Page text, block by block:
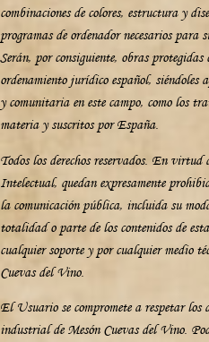
combinaciones de colores, estructura y
programas de ordenador necesarios para
Serán, por consiguiente, obras
ordenamiento jurídico español,
y comunitaria en este campo, como los
materia y suscritos por España.
Todos los derechos reservados. En
Intelectual, quedan expresamente
la comunicación pública, incluida su
totalidad o parte de los contenidos de
cualquier soporte y por cualquier medio
Cuevas del Vino.
El Usuario se compromete a respetar los
industrial de Mesón Cuevas del Vino.